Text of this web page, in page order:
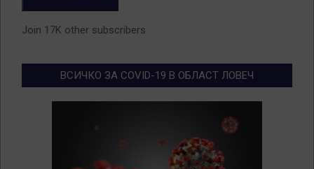
Join 17K other subscribers
ВСИЧКО ЗА COVID-19 В ОБЛАСТ ЛОВЕЧ